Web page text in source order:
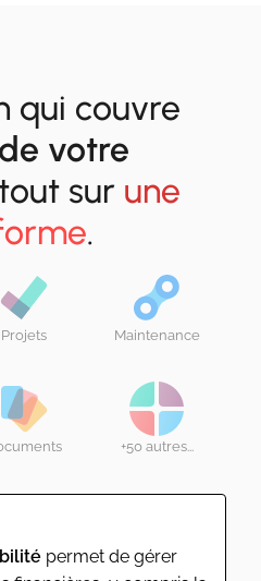
qui couvre
votre
sur une
.
Projets Maintenance
+50 autres...
permet de gérer